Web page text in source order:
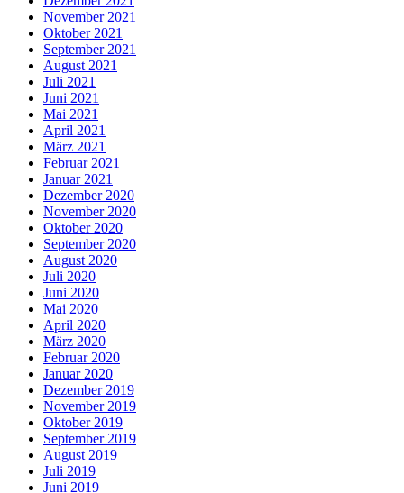
November 2021
Oktober 2021
September 2021
August 2021
Juli 2021
Juni 2021
Mai 2021
April 2021
März 2021
Februar 2021
Januar 2021
Dezember 2020
November 2020
Oktober 2020
September 2020
August 2020
Juli 2020
Juni 2020
Mai 2020
April 2020
März 2020
Februar 2020
Januar 2020
Dezember 2019
November 2019
Oktober 2019
September 2019
August 2019
Juli 2019
Juni 2019